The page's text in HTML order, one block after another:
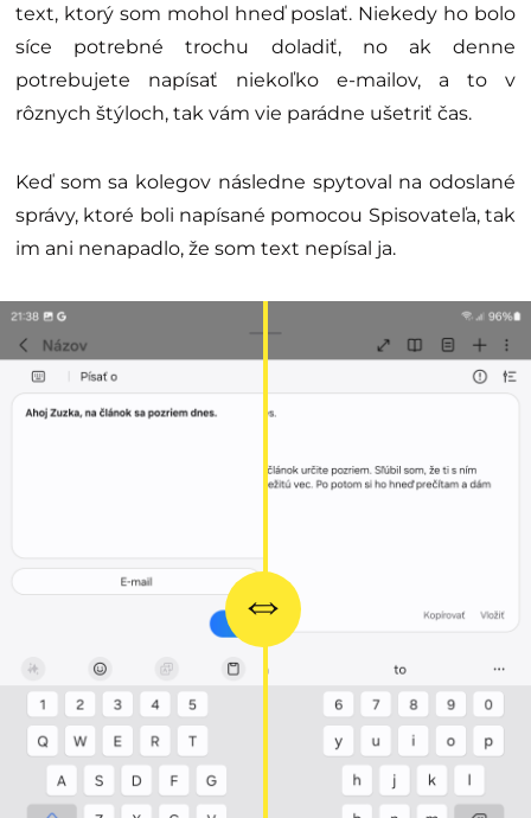
text, ktorý som mohol hneď poslať. Niekedy ho bolo
síce potrebné trochu doladiť, no ak denne
potrebujete napísať niekoľko e-mailov, a to v
rôznych štýloch, tak vám vie parádne ušetriť čas.
Keď som sa kolegov následne spytoval na odoslané
správy, ktoré boli napísané pomocou Spisovateľa, tak
im ani nenapadlo, že som text nepísal ja.